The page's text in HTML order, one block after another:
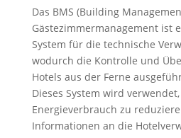
Das BMS (Building
Gästezimmermanagement ist
System für die technische
wodurch die Kontrolle und
Hotels aus der Ferne
Dieses System wird
Energieverbrauch zu
Informationen an die